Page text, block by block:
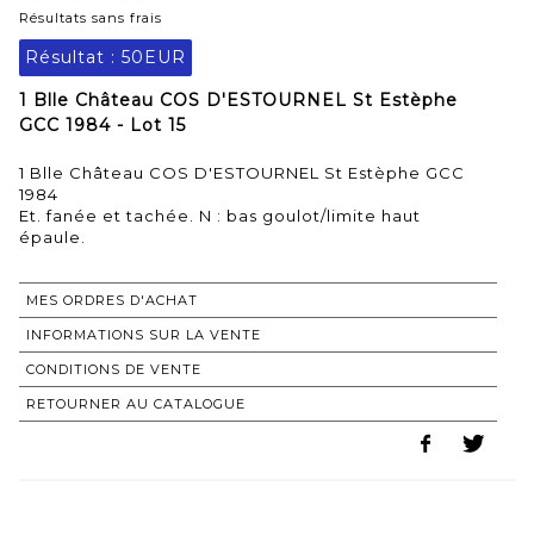
Résultats sans frais
Résultat : 50EUR
1 Blle Château COS D'ESTOURNEL St Estèphe
GCC 1984 - Lot 15
1 Blle Château COS D'ESTOURNEL St Estèphe GCC
1984
Et. fanée et tachée. N : bas goulot/limite haut
épaule.
MES ORDRES D'ACHAT
INFORMATIONS SUR LA VENTE
CONDITIONS DE VENTE
RETOURNER AU CATALOGUE